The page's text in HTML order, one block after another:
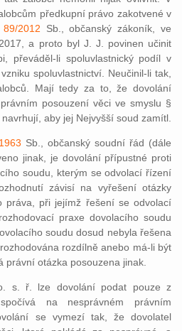
předkupní právo zakotvené v
89/2012 Sb., občanský zákoník, ve
a proto byl J. J. povinen učinit
převáděl-li spoluvlastnický podíl v
spoluvlastnictví. Neučinil-li tak,
Mají tedy za to, že dovolání
posouzení věci ve smyslu §
aby jej Nejvyšší soud zamítl.
Sb., občanský soudní řád (dále
jinak, je dovolání přípustné proti
soudu, kterým se odvolací řízení
závisí na vyřešení otázky
práva, při jejímž řešení se odvolací
praxe dovolacího soudu
soudu dosud nebyla řešena
rozdílně anebo má-li být
právní otázka posouzena jinak.
s. ř. lze dovolání podat pouze z
na nesprávném právním
se vymezí tak, že dovolatel